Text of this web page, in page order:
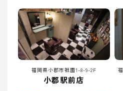
福岡県小郡市祇園1-8-9-2F
小郡駅前店